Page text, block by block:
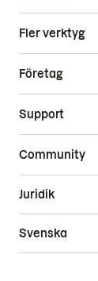
Fler verktyg
Företag
Support
Community
Juridik
Svenska